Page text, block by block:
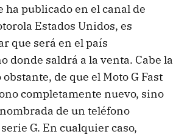
ha publicado en el canal de
Estados Unidos, es
que será en el país
donde saldrá a la venta. Cabe la
de que el Moto G Fast
completamente nuevo, sino
de un teléfono
G. En cualquier caso,